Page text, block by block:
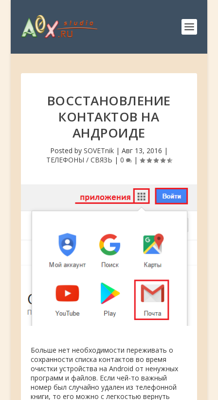
ВОССТАНОВЛЕНИЕ
КОНТАКТОВ НА
АНДРОИДЕ
Posted by SOVETnik| Авг 13, 2016 |
ТЕЛЕФОНЫ / СВЯЗЬ | 0 |
Больше нет необходимости переживать о
сохранности списка контактов во время
очистки устройства на Android от ненужных
программ и файлов. Если чей-то важный
номер был случайно удален из телефонной
книги, то его можно с легкостью вернуть